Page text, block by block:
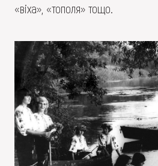
«віха», «тополя» тощо.